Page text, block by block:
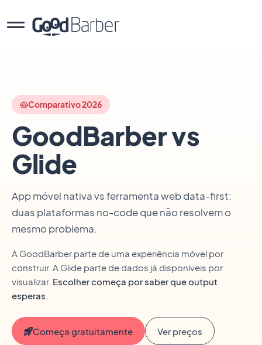
Comparativo 2026
GoodBarber vs
Glide
App móvel nativa vs ferramenta web data-first:
duas plataformas no-code que não resolvem o
mesmo problema.
A GoodBarber parte de uma experiência móvel por
construir. A Glide parte de dados já disponíveis por
visualizar. Escolher começa por saber que output
esperas.
Começa gratuitamente Ver preços